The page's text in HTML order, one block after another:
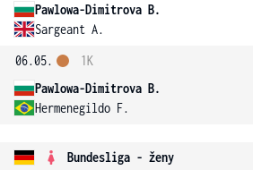
Pawlowa-Dimitrova B.
Sargeant A.
06.05.
Pawlowa-Dimitrova B.
Hermenegildo F.
1K
Bundesliga - ženy